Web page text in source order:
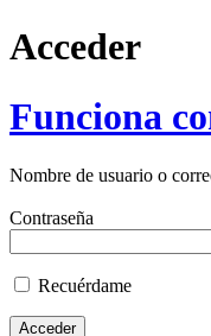
Acceder
Funciona
Nombre de usuario o
Contraseña
Recuérdame